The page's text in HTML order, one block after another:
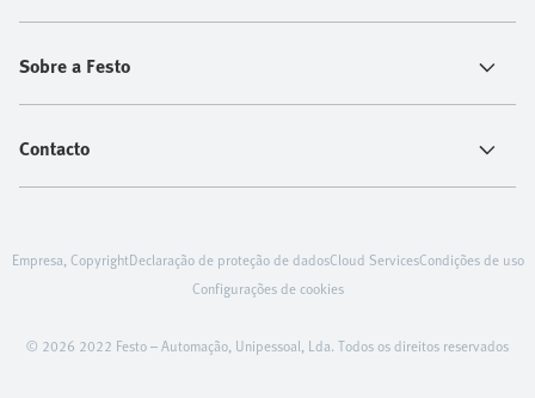
Sobre a Festo
Contacto
© 2026 2022 Festo – Automação, Unipessoal, Lda. Todos os direitos reservados
Empresa, CopyrightDeclaração de proteção de dadosCloud ServicesCondições de uso
Configurações de cookies